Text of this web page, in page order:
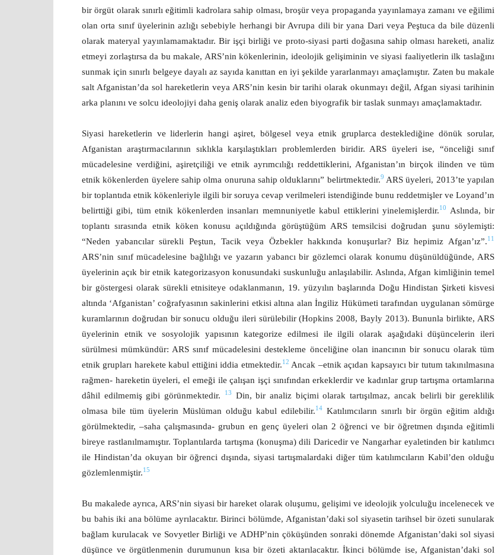
bir örgüt olarak sınırlı eğitimli kadrolara sahip olması, broşür veya propaganda yayınlamaya zamanı ve eğilimi
olan orta sınıf üyelerinin azlığı sebebiyle herhangi bir Avrupa dili bir yana Dari veya Peştuca da bile düzenli
olarak materyal yayınlamamaktadır. Bir işçi birliği ve proto-siyasi parti doğasına sahip olması hareketi, analiz
etmeyi zorlaştırsa da bu makale, ARS’nin kökenlerinin, ideolojik gelişiminin ve siyasi faaliyetlerin ilk taslağını
sunmak için sınırlı belgeye dayalı az sayıda kanıttan en iyi şekilde yararlanmayı amaçlamıştır. Zaten bu makale
salt Afganistan’da sol hareketlerin veya ARS’nin kesin bir tarihi olarak okunmayı değil, Afgan siyasi tarihinin
arka planını ve solcu ideolojiyi daha geniş olarak analiz eden biyografik bir taslak sunmayı amaçlamaktadır.
Siyasi hareketlerin ve liderlerin hangi aşiret, bölgesel veya etnik gruplarca desteklediğine dönük sorular,
Afganistan araştırmacılarının sıklıkla karşılaştıkları problemlerden biridir. ARS üyeleri ise, “önceliği sınıf
mücadelesine verdiğini, aşiretçiliği ve etnik ayrımcılığı reddettiklerini, Afganistan’ın birçok ilinden ve tüm
etnik kökenlerden üyelere sahip olma onuruna sahip olduklarını” belirtmektedir.9 ARS üyeleri, 2013’te yapılan
bir toplantıda etnik kökenleriyle ilgili bir soruya cevap verilmeleri istendiğinde bunu reddetmişler ve Loyand’ın
belirttiği gibi, tüm etnik kökenlerden insanları memnuniyetle kabul ettiklerini yinelemişlerdir.10
Aslında, bir
toplantı sırasında etnik köken konusu açıldığında görüştüğüm ARS temsilcisi doğrudan şunu söylemişti:
“Neden yabancılar sürekli Peştun, Tacik veya Özbekler hakkında konuşurlar? Biz hepimiz Afgan’ız”.11
ARS’nin sınıf mücadelesine bağlılığı ve yazarın yabancı bir gözlemci olarak konumu düşünüldüğünde, ARS
üyelerinin açık bir etnik kategorizasyon konusundaki suskunluğu anlaşılabilir. Aslında, Afgan kimliğinin temel
bir göstergesi olarak sürekli etnisiteye odaklanmanın, 19. yüzyılın başlarında Doğu Hindistan Şirketi kisvesi
altında ‘Afganistan’ coğrafyasının sakinlerini etkisi altına alan İngiliz Hükümeti tarafından uygulanan sömürge
kuramlarının doğrudan bir sonucu olduğu ileri sürülebilir (Hopkins 2008, Bayly 2013). Bununla birlikte, ARS
üyelerinin etnik ve sosyolojik yapısının kategorize edilmesi ile ilgili olarak aşağıdaki düşüncelerin ileri
sürülmesi mümkündür: ARS sınıf mücadelesini destekleme önceliğine olan inancının bir sonucu olarak tüm
etnik grupları harekete kabul ettiğini iddia etmektedir.12 Ancak –etnik açıdan kapsayıcı bir tutum takınılmasına
rağmen- hareketinüyeleri, el emeği ile çalışan işçi sınıfından erkeklerdir ve kadınlar grup tartışma ortamlarına
dâhil edilmemiş gibi görünmektedir.
13
Din, bir analiz biçimi olarak tartışılmaz, ancak belirli bir gereklilik
olmasa bile tüm üyelerin Müslüman olduğu kabul edilebilir.14 Katılımcıların sınırlı bir örgün eğitim aldığı
görülmektedir, –saha çalışmasında- grubun en genç üyeleri olan 2 öğrenci ve bir öğretmen dışında eğitimli
bireye rastlanılmamıştır. Toplantılarda tartışma (konuşma) dili Daricedir ve Nangarhar eyaletinden bir katılımcı
ile Hindistan’da okuyan bir öğrenci dışında, siyasi tartışmalardaki diğer tüm katılımcıların Kabil’den olduğu
gözlemlenmiştir.15
Bu makalede ayrıca, ARS’nin siyasi bir hareket olarak oluşumu, gelişimi ve ideolojik yolculuğu incelenecek ve
bu bahis iki ana bölüme ayrılacaktır. Birinci bölümde, Afganistan’daki sol siyasetin tarihsel bir özeti sunularak
bağlam kurulacak ve Sovyetler Birliği ve ADHP’nin çöküşünden sonraki dönemde Afganistan’daki sol siyasi
düşünce ve örgütlenmenin durumunun kısa bir özeti aktarılacaktır. İkinci bölümde ise, Afganistan’daki sol